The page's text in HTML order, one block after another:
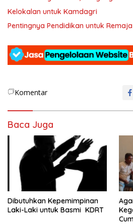
Kelokalan untuk Kamdagri
Pentingnya Pendidikan untuk Remaja
Komentar
Baca Juga
Dibutuhkan Kepemimpinan
Laki-Laki untuk Basmi KDRT